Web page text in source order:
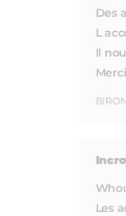
Des
L
Il
Les